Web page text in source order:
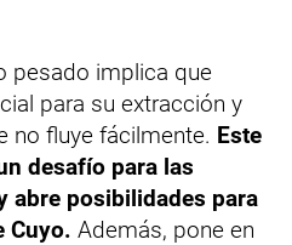
pesado implica que
para su extracción y
no fluye fácilmente. Este
desafío para las
abre posibilidades para
Cuyo. Además, pone en